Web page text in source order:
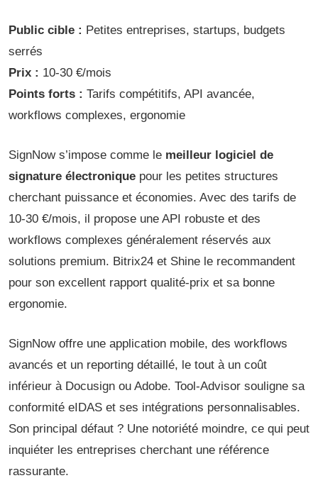
Public cible : Petites entreprises, startups, budgets
serrés
Prix : 10-30 €/mois
Points forts : Tarifs compétitifs, API avancée,
workflows complexes, ergonomie
SignNow s’impose comme le meilleur logiciel de
signature électronique pour les petites structures
cherchant puissance et économies. Avec des tarifs de
10-30 €/mois, il propose une API robuste et des
workflows complexes généralement réservés aux
solutions premium. Bitrix24 et Shine le recommandent
pour son excellent rapport qualité-prix et sa bonne
ergonomie.
SignNow offre une application mobile, des workflows
avancés et un reporting détaillé, le tout à un coût
inférieur à Docusign ou Adobe. Tool-Advisor souligne sa
conformité eIDAS et ses intégrations personnalisables.
Son principal défaut ? Une notoriété moindre, ce qui peut
inquiéter les entreprises cherchant une référence
rassurante.